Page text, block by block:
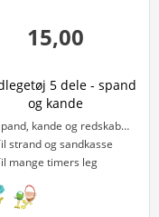
15,00
5 dele - spand
og kande
Spand, kande og redskaber
strand og sandkasse
mange timers leg